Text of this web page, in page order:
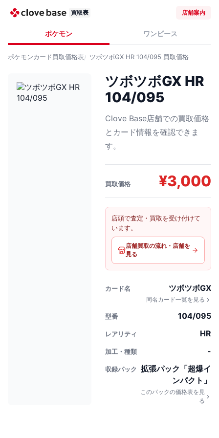
買取表 店舗案内
ポケモン ワンピース
ポケモンカード買取価格表 ツボツボGX HR 104/095 買取価格
ツボツボGX HR
104/095
Clove Base店舗での買取価格
とカード情報を確認できま
す。
買取価格 ¥3,000
店頭で査定・買取を受け付けて
います。
店舗買取の流れ・店舗を
見る
カード名 ツボツボGX
同名カード一覧を見る
型番 104/095
レアリティ HR
加工・種類 -
収録パック
拡張パック「超爆イ
ンパクト」
このパックの価格表を見
る